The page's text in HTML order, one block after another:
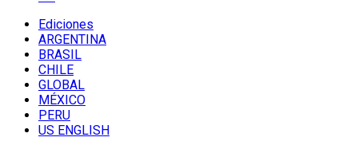
Ediciones
ARGENTINA
BRASIL
CHILE
GLOBAL
MÉXICO
PERU
US ENGLISH